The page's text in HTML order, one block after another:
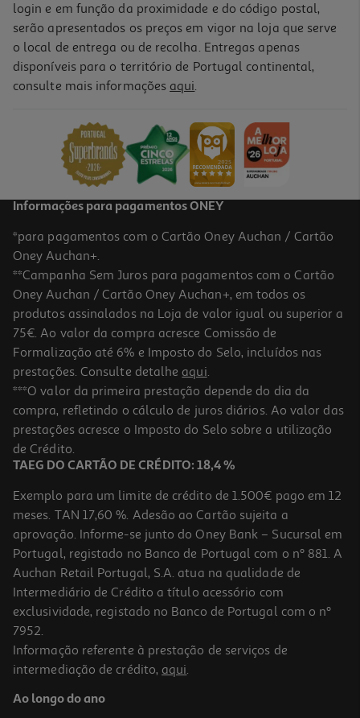
login e em função da proximidade e do código postal,
serão apresentados os preços em vigor na loja que serve
o local de entrega ou de recolha. Entregas apenas
disponíveis para o território de Portugal continental,
consulte mais informações aqui.
Informações para pagamentos ONEY
*para pagamentos com o Cartão Oney Auchan / Cartão
Oney Auchan+.
**Campanha Sem Juros para pagamentos com o Cartão
Oney Auchan / Cartão Oney Auchan+, em todos os
produtos assinalados na Loja de valor igual ou superior a
75€. Ao valor da compra acresce Comissão de
Formalização até 6% e Imposto do Selo, incluídos nas
prestações. Consulte detalhe aqui.
***O valor da primeira prestação depende do dia da
compra, refletindo o cálculo de juros diários. Ao valor das
prestações acresce o Imposto do Selo sobre a utilização
de Crédito.
TAEG DO CARTÃO DE CRÉDITO: 18,4 %
Exemplo para um limite de crédito de 1.500€ pago em 12
meses. TAN 17,60 %. Adesão ao Cartão sujeita a
aprovação. Informe-se junto do Oney Bank – Sucursal em
Portugal, registado no Banco de Portugal com o nº 881. A
Auchan Retail Portugal, S.A. atua na qualidade de
Intermediário de Crédito a título acessório com
exclusividade, registado no Banco de Portugal com o nº
7952.
Informação referente à prestação de serviços de
intermediação de crédito, aqui.
Ao longo do ano